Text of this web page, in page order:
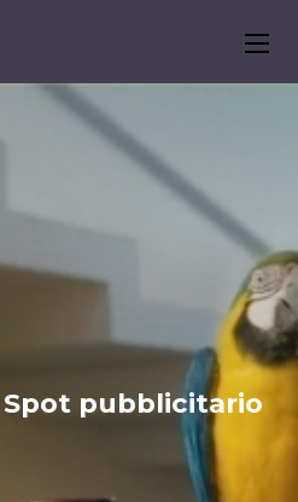
pubblicitario